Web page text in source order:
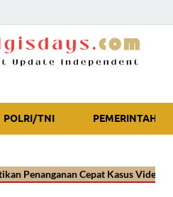
Akurat Update Independent
POLRI/TNI PEMERINTAH
Cepat Kasus Video Viral